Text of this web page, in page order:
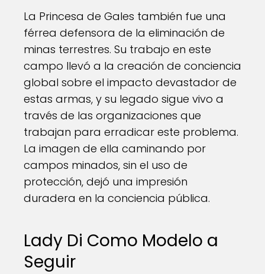
La Princesa de Gales también fue una
férrea defensora de la eliminación de
minas terrestres. Su trabajo en este
campo llevó a la creación de conciencia
global sobre el impacto devastador de
estas armas, y su legado sigue vivo a
través de las organizaciones que
trabajan para erradicar este problema.
La imagen de ella caminando por
campos minados, sin el uso de
protección, dejó una impresión
duradera en la conciencia pública.
Lady Di Como Modelo a
Seguir